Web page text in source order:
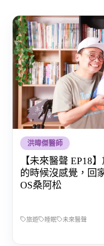
洪暐傑醫師
【未來醫聲 EP18
的時候沒感覺，回
OS桑阿松
旅遊 睡眠 未來醫聲